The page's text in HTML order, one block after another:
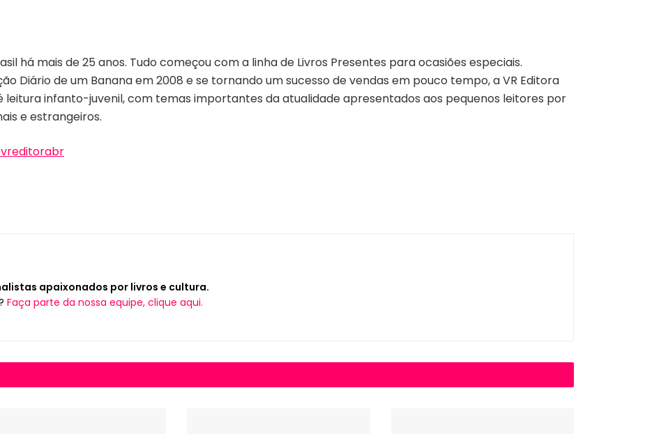
há mais de 25 anos. Tudo começou com a linha de Livros Presentes para ocasiões especiais.
Diário de um Banana em 2008 e se tornando um sucesso de vendas em pouco tempo, a VR Editora
leitura infanto-juvenil, com temas importantes da atualidade apresentados aos pequenos leitores por
e estrangeiros.
apaixonados por livros e cultura.
Faça parte da nossa equipe, clique aqui.